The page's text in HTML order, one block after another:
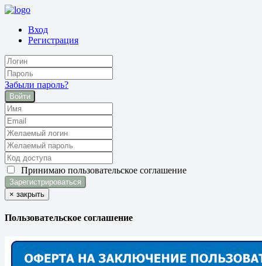
Вход
Регистрация
Забыли пароль?
Войти
Принимаю пользовательское соглашение
× закрыть
Пользовательское соглашение